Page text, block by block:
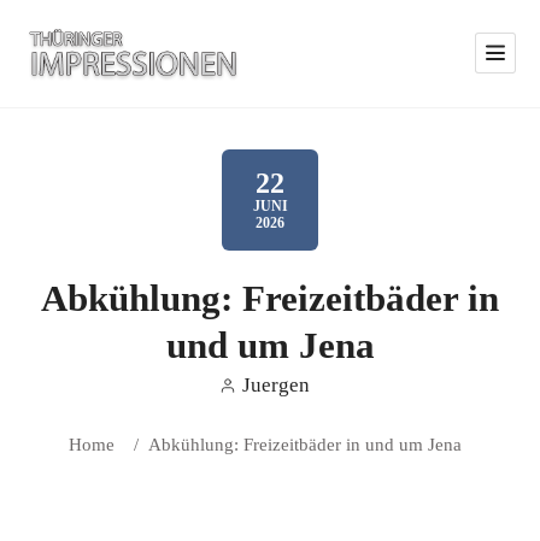
22
JUNI
2026
Abkühlung: Freizeitbäder in
und um Jena
Juergen
Home / Abkühlung: Freizeitbäder in und um Jena